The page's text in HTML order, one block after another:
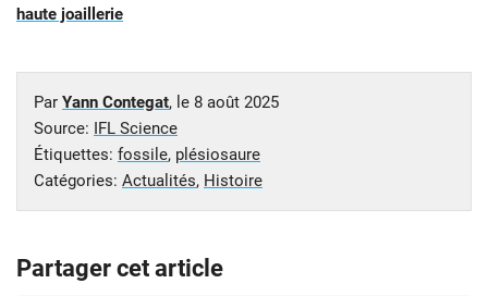
haute joaillerie
Par Yann Contegat, le 8 août 2025
Source: IFL Science
Étiquettes: fossile, plésiosaure
Catégories: Actualités, Histoire
Partager cet article